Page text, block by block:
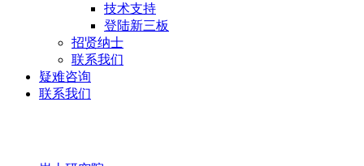
技术支持
登陆新三板
招贤纳士
联系我们
疑难咨询
联系我们